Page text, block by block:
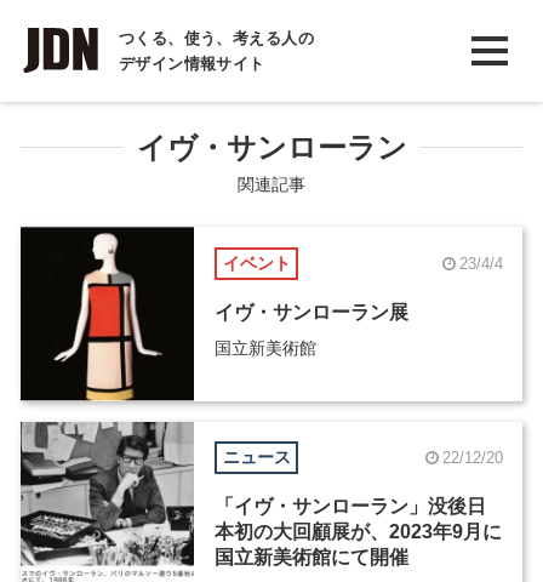
つくる、使う、考える人の
デザイン情報サイト
INTERVIEW
インタビュー
REPORT
COLUMN
コラム
イヴ・サンローラン
関連記事
イベント 23/4/4
イヴ・サンローラン展
国立新美術館
ニュース 22/12/20
「イヴ・サンローラン」没後日
本初の大回顧展が、2023年9月に
国立新美術館にて開催